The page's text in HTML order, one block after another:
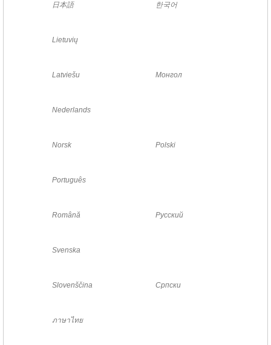
日本語 한국어
Lietuvių
Latviešu Монгол
Nederlands
Norsk Polski
Português
Română Русский
Svenska
Slovenščina Српски
ภาษาไทย